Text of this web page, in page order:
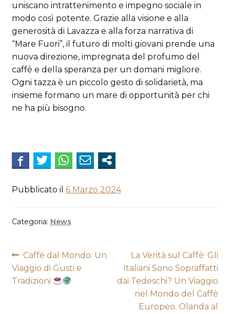
uniscano intrattenimento e impegno sociale in
modo così potente. Grazie alla visione e alla
generosità di Lavazza e alla forza narrativa di
“Mare Fuori”, il futuro di molti giovani prende una
nuova direzione, impregnata del profumo del
caffè e della speranza per un domani migliore.
Ogni tazza è un piccolo gesto di solidarietà, ma
insieme formano un mare di opportunità per chi
ne ha più bisogno.
Pubblicato il 6 Marzo 2024
Categoria: News
Navigazione
articoli
Articolo
precedente:
Caffè dal Mondo: Un
Viaggio di Gusti e
Tradizioni
Articolo
successivo:
La Verità sul Caffè: Gli
Italiani Sono Sopraffatti
dai Tedeschi? Un Viaggio
nel Mondo del Caffè
Europeo. Olanda al